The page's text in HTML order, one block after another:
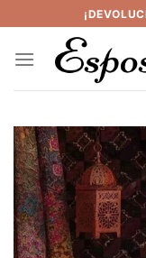
al
contenido